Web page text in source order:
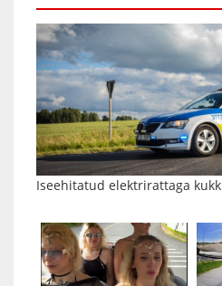
Iseehitatud elektrirattaga